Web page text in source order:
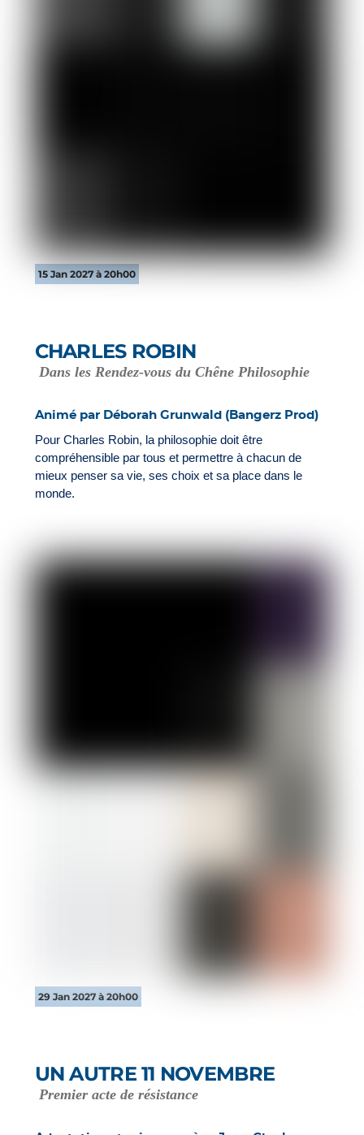
15 Jan 2027 à 20h00
CHARLES ROBIN
Dans les Rendez-vous du Chêne Philosophie
Animé par Déborah Grunwald (Bangerz Prod)
Pour Charles Robin, la philosophie doit être
compréhensible par tous et permettre à chacun de
mieux penser sa vie, ses choix et sa place dans le
monde.
29 Jan 2027 à 20h00
UN AUTRE 11 NOVEMBRE
Premier acte de résistance